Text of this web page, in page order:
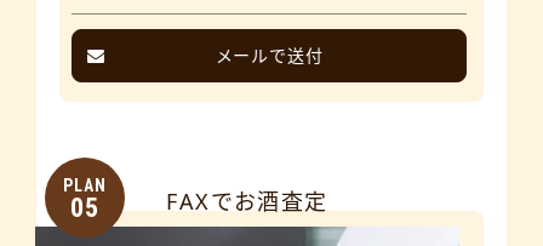
メールで送付
PLAN
05 FAXでお酒査定